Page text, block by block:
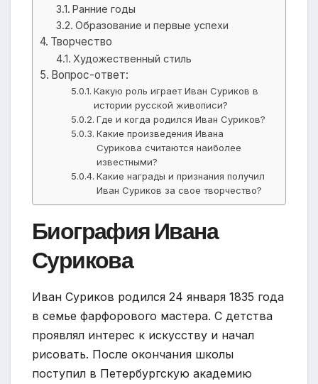
Ранние годы
Образование и первые успехи
Творчество
Художественный стиль
Вопрос-ответ:
Какую роль играет Иван Суриков в
истории русской живописи?
Где и когда родился Иван Суриков?
Какие произведения Ивана
Сурикова считаются наиболее
известными?
Какие награды и признания получил
Иван Суриков за свое творчество?
Биография Ивана
Сурикова
Иван Суриков родился 24 января 1835 года
в семье фарфорового мастера. С детства
проявлял интерес к искусству и начал
рисовать. После окончания школы
поступил в Петербургскую академию